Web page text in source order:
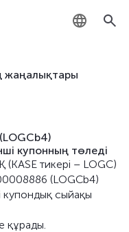
жаңалықтары
купонның төледi
тикері – LOGC)
(LOGCb4)
купондық сыйақы
құрады.